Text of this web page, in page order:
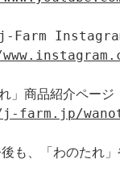
farm.jp/
後も、「わのたれ